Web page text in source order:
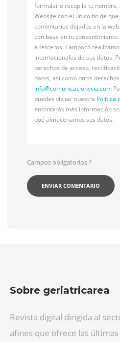
formulario recopila tu
Website con el único fin de
comentarios dejados en la
con base en tu
a terceros. Tampoco
internacionales de sus datos.
derechos de acceso,
datos, así como otros
info@comunicacionycia.com
puedes visitar nuestra Política
entontarás más información
qué almacenamos sus datos.
Campos obligatorios*
Sobre geriatricarea
Revista digital dirigida al
afines que ofrece las